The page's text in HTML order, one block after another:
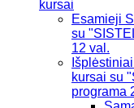
kursai
Esamieji
su
12 val.
kursai su
programa